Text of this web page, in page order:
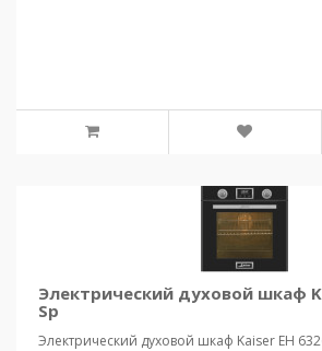
Электрический духовой шкаф
Sp
Электрический духовой шкаф Kaiser EH